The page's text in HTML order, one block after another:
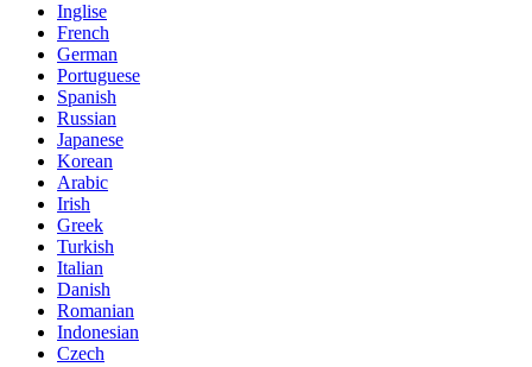
Inglise
French
German
Portuguese
Spanish
Russian
Japanese
Korean
Arabic
Irish
Greek
Turkish
Italian
Danish
Romanian
Indonesian
Czech